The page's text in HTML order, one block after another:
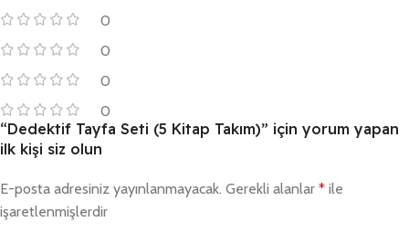
0
0
0
0
“Dedektif Tayfa Seti (5 Kitap Takım)” için yorum yapan
ilk kişi siz olun
E-posta adresiniz yayınlanmayacak. Gerekli alanlar * ile
işaretlenmişlerdir